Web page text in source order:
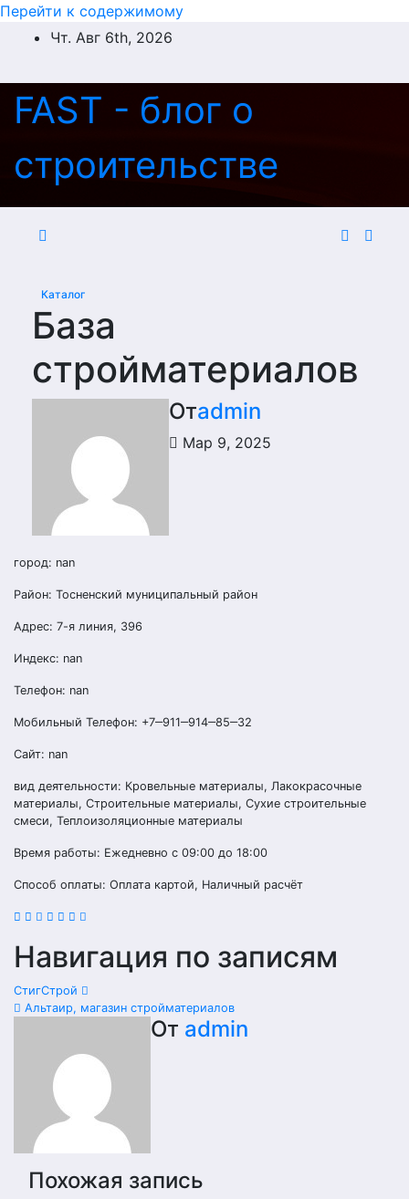
Перейти к содержимому
Чт. Авг 6th, 2026
FAST - блог о
строительстве
Каталог
База
стройматериалов
Отadmin
Мар 9, 2025
город: nan
Район: Тосненский муниципальный район
Адрес: 7-я линия, 396
Индекс: nan
Телефон: nan
Мобильный Телефон: +7‒911‒914‒85‒32
Сайт: nan
вид деятельности: Кровельные материалы, Лакокрасочные
материалы, Строительные материалы, Сухие строительные
смеси, Теплоизоляционные материалы
Время работы: Ежедневно с 09:00 до 18:00
Способ оплаты: Оплата картой, Наличный расчёт
Навигация по записям
СтигСтрой
Альтаир, магазин стройматериалов
От admin
Похожая запись